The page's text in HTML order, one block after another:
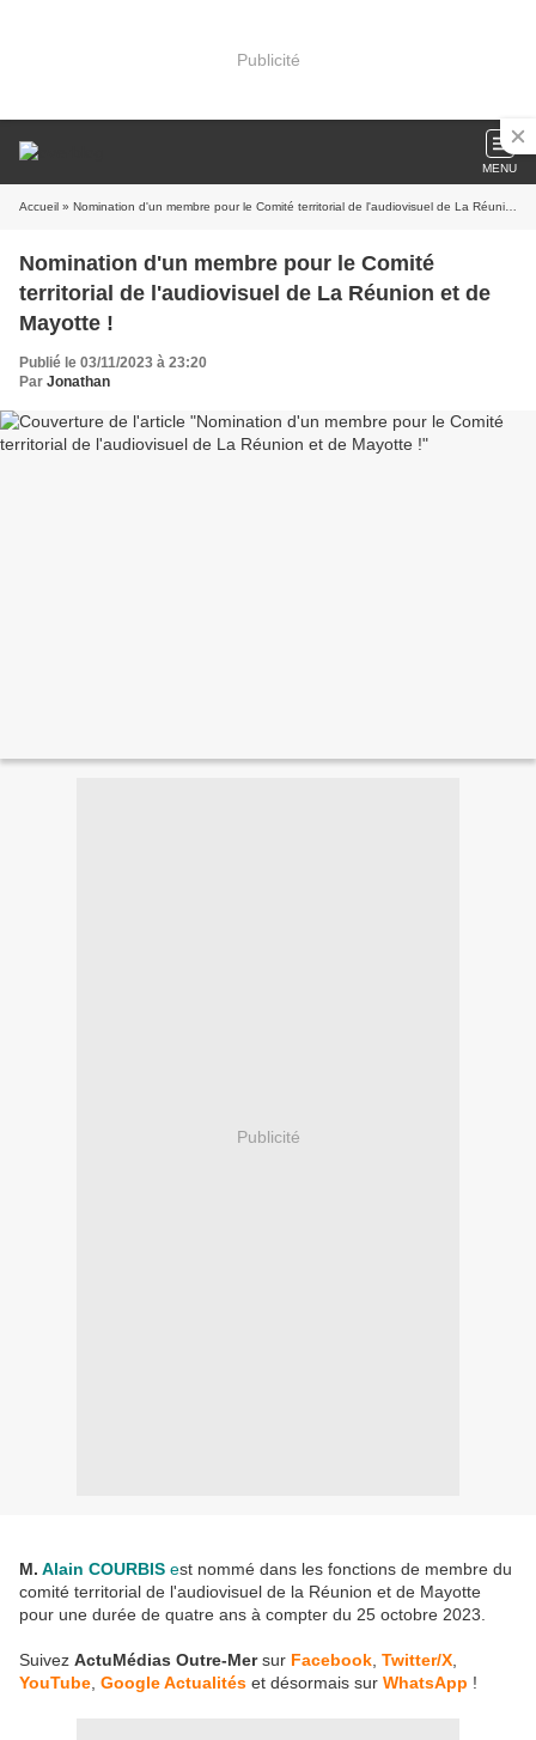
Publicité
MENU
Accueil » Nomination d'un membre pour le Comité territorial de l'audiovisuel de La Réunion et de Mayotte !
Nomination d'un membre pour le Comité
territorial de l'audiovisuel de La Réunion et de
Mayotte !
Publié le 03/11/2023 à 23:20
Par Jonathan
Publicité
M. Alain COURBIS est nommé dans les fonctions de membre du
comité territorial de l'audiovisuel de la Réunion et de Mayotte
pour une durée de quatre ans à compter du 25 octobre 2023.
Suivez ActuMédias Outre-Mersur Facebook Twitter/X
YouTube Google Actualités et désormais sur WhatsApp !